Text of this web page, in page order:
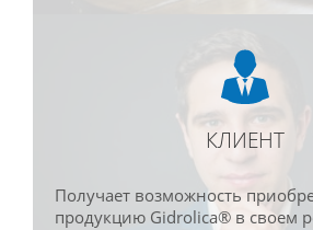
КЛИЕНТ
Получает возможность
продукцию Gidrolica® в своем